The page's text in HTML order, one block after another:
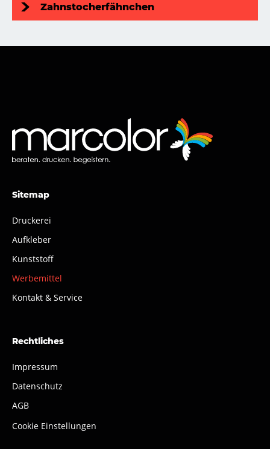
Zahnstocherfähnchen
Sitemap
Druckerei
Aufkleber
Kunststoff
Werbemittel
Kontakt & Service
Rechtliches
Impressum
Datenschutz
AGB
Cookie Einstellungen